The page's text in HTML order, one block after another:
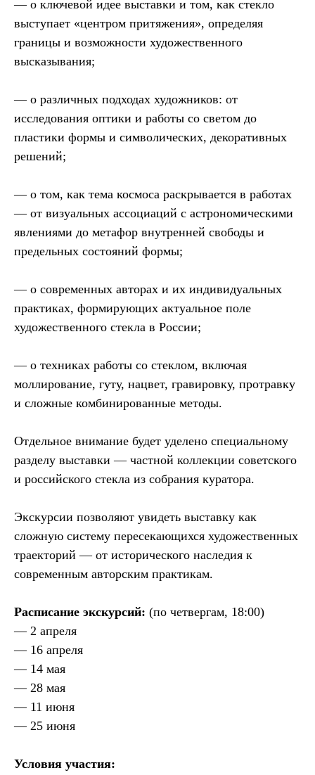
— о ключевой идее выставки и том, как стекло
выступает «центром притяжения», определяя
границы и возможности художественного
высказывания;
— о различных подходах художников: от
исследования оптики и работы со светом до
пластики формы и символических, декоративных
решений;
— о том, как тема космоса раскрывается в работах
— от визуальных ассоциаций с астрономическими
явлениями до метафор внутренней свободы и
предельных состояний формы;
— о современных авторах и их индивидуальных
практиках, формирующих актуальное поле
художественного стекла в России;
— о техниках работы со стеклом, включая
моллирование, гуту, нацвет, гравировку, протравку
и сложные комбинированные методы.
Отдельное внимание будет уделено специальному
разделу выставки — частной коллекции советского
и российского стекла из собрания куратора.
Экскурсии позволяют увидеть выставку как
сложную систему пересекающихся художественных
траекторий — от исторического наследия к
современным авторским практикам.
Расписание экскурсий: (по четвергам, 18:00)
— 2 апреля
— 16 апреля
— 14 мая
— 28 мая
— 11 июня
— 25 июня
Условия участия:
+7 / 495 / 625-02-28
праздников.
instagram: heritagegallerymoscow